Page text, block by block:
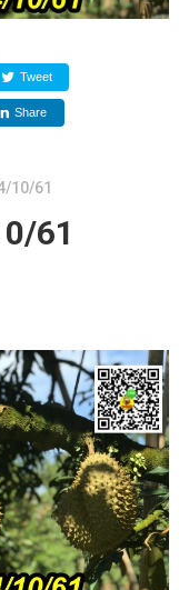
Tweet
Share
10/61
61